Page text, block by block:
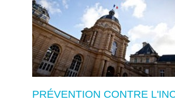
PRÉVENTION CONTRE